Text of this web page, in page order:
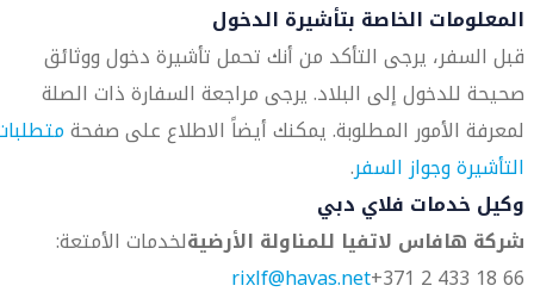
المعلومات الخاصة بتأشيرة الدخول
قبل السفر، يرجى التأكد من أنك تحمل تأشيرة دخول ووثائق
صحيحة للدخول إلى البلاد. يرجى مراجعة السفارة ذات الصلة
لمعرفة الأمور المطلوبة. يمكنك أيضاً الاطلاع على صفحة
التأشيرة وجواز السفر.
وكيل خدمات فلاي دبي
شركة هافاس لاتفيا للمناولة الأرضيةلخدمات الأمتعة:
66 18 433 2 371+
rixlf@havas.net